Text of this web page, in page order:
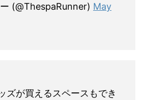
(@ThespaRunner) May
ズが買えるスペースもでき